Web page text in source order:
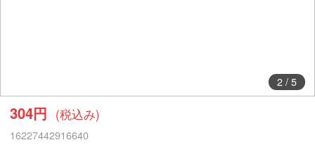
2/ 5
304円 (税込み)
16227442916640